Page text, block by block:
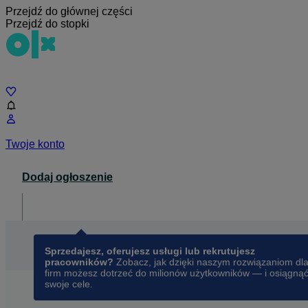
Przejdź do głównej części
Przejdź do stopki
Twoje konto
Dodaj ogłoszenie
Sprzedajesz, oferujesz usługi lub rekrutujesz
pracowników? Zobacz, jak dzięki naszym rozwiązaniom dla
firm możesz dotrzeć do milionów użytkowników — i osiągnąć
swoje cele.